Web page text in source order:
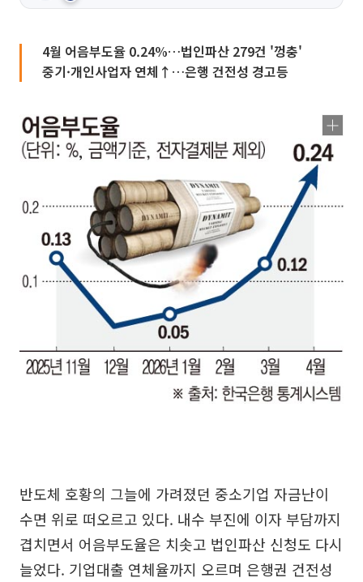
4월 어음부도율 0.24%…법인파산 279건 '껑충'
중기·개인사업자 연체↑…은행 건전성 경고등
반도체 호황의 그늘에 가려졌던 중소기업 자금난이
수면 위로 떠오르고 있다. 내수 부진에 이자 부담까지
겹치면서 어음부도율은 치솟고 법인파산 신청도 다시
늘었다. 기업대출 연체율까지 오르며 은행권 건전성